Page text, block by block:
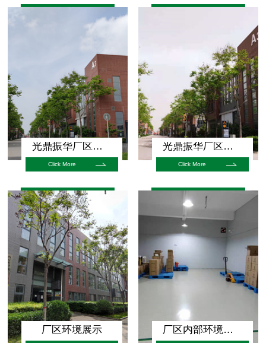
光鼎振华厂区展示
Click More
光鼎振华厂区展示
Click More
厂区环境展示 厂区内部环境展示